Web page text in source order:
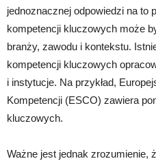
jednoznacznej odpowiedzi na to
kompetencji kluczowych może
branży, zawodu i kontekstu.
kompetencji kluczowych
i instytucje. Na przykład,
Kompetencji (ESCO) zawiera
kluczowych.
Ważne jest jednak zrozumienie,